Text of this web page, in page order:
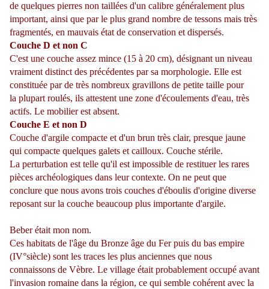
de quelques pierres non taillées d'un calibre généralement plus
important, ainsi que par le plus grand nombre de tessons mais très
fragmentés, en mauvais état de conservation et dispersés.
Couche D et non C
C'est une couche assez mince (15 à 20 cm), désignant un niveau
vraiment distinct des précédentes par sa morphologie. Elle est
constituée par de très nombreux gravillons de petite taille pour
la plupart roulés, ils attestent une zone d'écoulements d'eau, très
actifs. Le mobilier est absent.
Couche E et non D
Couche d'argile compacte et d'un brun très clair, presque jaune
qui compacte quelques galets et cailloux. Couche stérile.
La perturbation est telle qu'il est impossible de restituer les rares
pièces archéologiques dans leur contexte. On ne peut que
conclure que nous avons trois couches d'éboulis d'origine diverse
reposant sur la couche beaucoup plus importante d'argile.
Beber était mon nom.
Ces habitats de l'âge du Bronze âge du Fer puis du bas empire
(IV°siècle) sont les traces les plus anciennes que nous
connaissons de Vèbre. Le village était probablement occupé avant
l'invasion romaine dans la région, ce qui semble cohérent avec la